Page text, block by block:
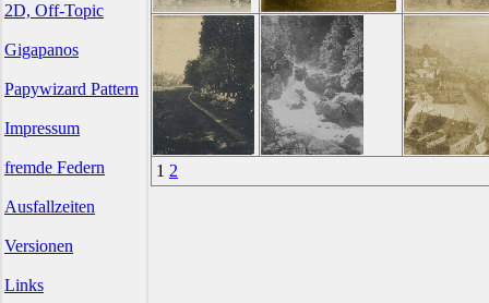
2D, Off-Topic
Gigapanos
Papywizard Pattern
Impressum
fremde Federn
Ausfallzeiten
Versionen
Links
1 2